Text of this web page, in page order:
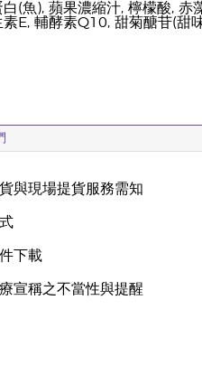
白(魚), 蘋果濃縮汁, 檸檬酸,
E, 輔酵素Q10, 甜菊醣苷(甜
與現場提貨服務需知
下載
宣稱之不當性與提醒